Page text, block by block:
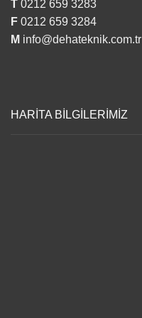
T 0212 659 3283
F 0212 659 3284
M info@dehateknik.com.tr
HARİTA BİLGİLERİMİZ